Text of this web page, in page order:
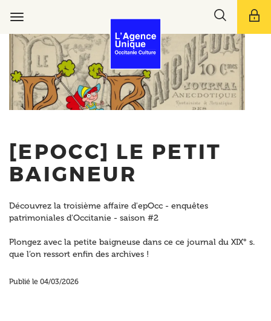
principal
navigation
Toggle
bar
[EPOCC] LE PETIT
BAIGNEUR
Découvrez la troisième affaire d'epOcc - enquêtes
patrimoniales d'Occitanie - saison #2
Plongez avec la petite baigneuse dans ce ce journal du XIX° s.
que l’on ressort enfin des archives !
Publié le 04/03/2026